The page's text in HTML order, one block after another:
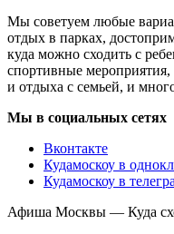
Мы советуем любые
отдых в парках,
куда можно сходить с
спортивные мероприятия,
и отдыха с семьей, и
Мы в социальных сетях
Вконтакте
Кудамоскоу в
Кудамоскоу в
Афиша Москвы — Куда